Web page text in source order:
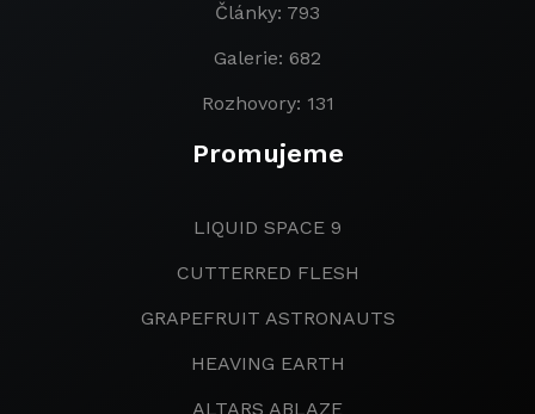
Články: 793
Galerie: 682
Rozhovory: 131
Promujeme
LIQUID SPACE 9
CUTTERRED FLESH
GRAPEFRUIT ASTRONAUTS
HEAVING EARTH
ALTARS ABLAZE